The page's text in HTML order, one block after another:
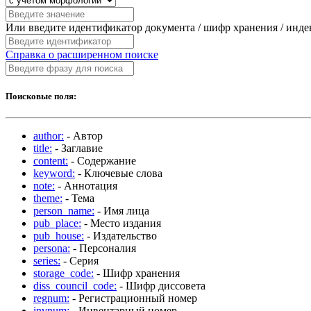
Или введите идентификатор документа / шифр хранения /
Справка о расширенном поиске
Поисковые поля:
author: - Автор
title: - Заглавие
content: - Содержание
keyword: - Ключевые слова
note: - Аннотация
theme: - Тема
person_name: - Имя лица
pub_place: - Место издания
pub_house: - Издательство
persona: - Персоналия
series: - Серия
storage_code: - Шифр хранения
diss_council_code: - Шифр диссовета
regnum: - Регистрационный номер